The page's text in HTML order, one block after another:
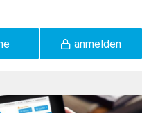
anmelden